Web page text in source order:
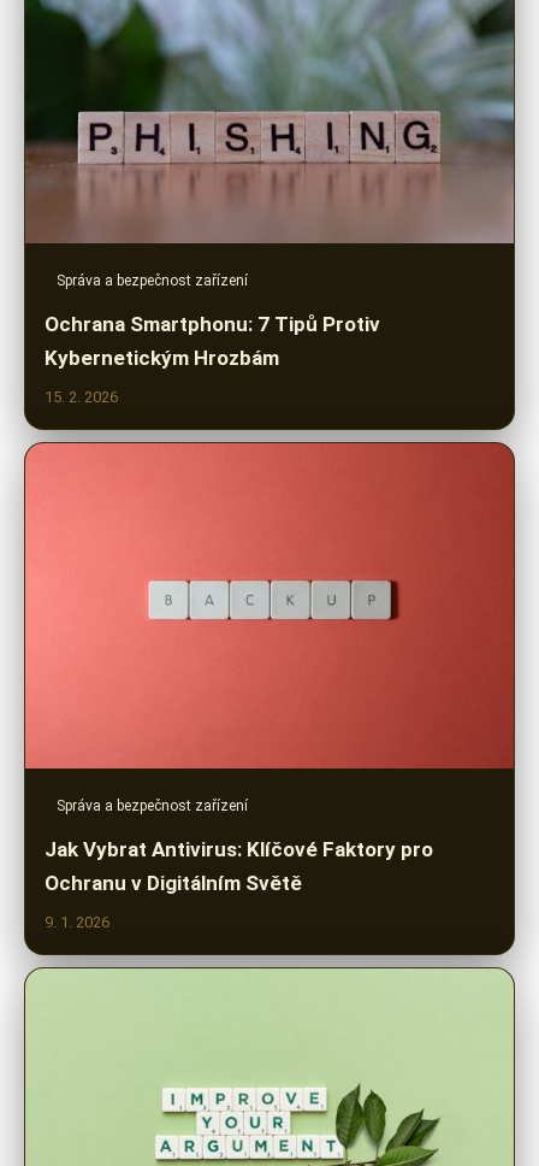
Správa a bezpečnost zařízení
Ochrana Smartphonu: 7 Tipů Protiv
Kybernetickým Hrozbám
15. 2. 2026
Správa a bezpečnost zařízení
Jak Vybrat Antivirus: Klíčové Faktory pro
Ochranu v Digitálním Světě
9. 1. 2026